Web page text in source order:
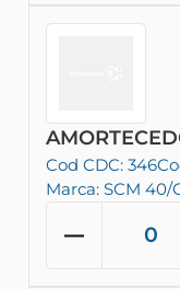
Cod CDC: 346
Marca: SCM 40/